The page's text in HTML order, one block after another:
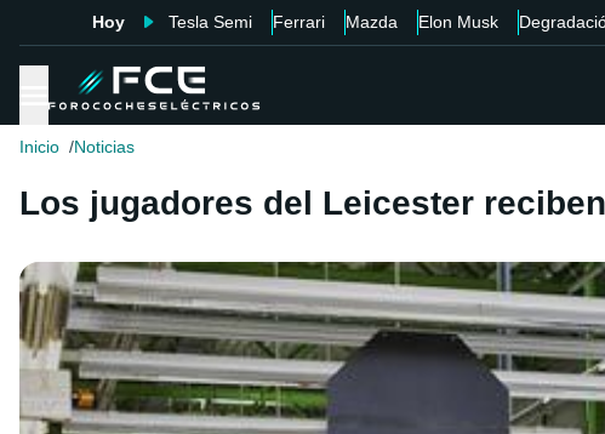
Hoy Tesla Semi Ferrari Mazda Elon Musk
Inicio Noticias
Los jugadores del Leicester